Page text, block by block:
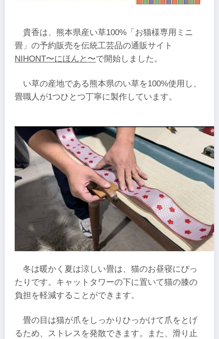
貴香は、熊本県産い草100%「お猫様専用ミニ
畳」の予約販売を伝統工芸品の通販サイト
NIHONT〜にほんと〜で開始しました。
い草の産地である熊本県のい草を100%使用し、
畳職人が1つひとつ丁寧に製作しています。
冬は暖かく夏は涼しい畳は、猫のお昼寝にぴっ
たりです。キャットタワーの下に置いて猫の膝の
負担を軽減することができます。
畳の目は猫が爪をしっかりひっかけて爪をとげ
るため、ストレスを発散できます。また、滑り止